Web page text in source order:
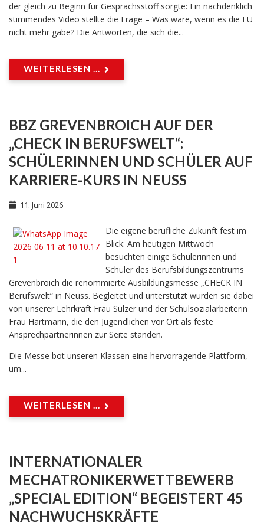
der gleich zu Beginn für Gesprächsstoff sorgte: Ein nachdenklich
stimmendes Video stellte die Frage – Was wäre, wenn es die EU
nicht mehr gäbe? Die Antworten, die sich die...
WEITERLESEN ...
BBZ GREVENBROICH AUF DER
„CHECK IN BERUFSWELT“:
SCHÜLERINNEN UND SCHÜLER AUF
KARRIERE-KURS IN NEUSS
11. Juni 2026
Die eigene berufliche Zukunft fest im
Blick: Am heutigen Mittwoch
besuchten einige Schülerinnen und
Schüler des Berufsbildungszentrums
Grevenbroich die renommierte Ausbildungsmesse „CHECK IN
Berufswelt“ in Neuss. Begleitet und unterstützt wurden sie dabei
von unserer Lehrkraft Frau Sülzer und der Schulsozialarbeiterin
Frau Hartmann, die den Jugendlichen vor Ort als feste
Ansprechpartnerinnen zur Seite standen.
Die Messe bot unseren Klassen eine hervorragende Plattform,
um...
WEITERLESEN ...
INTERNATIONALER
MECHATRONIKERWETTBEWERB
„SPECIAL EDITION“ BEGEISTERT 45
NACHWUCHSKRÄFTE